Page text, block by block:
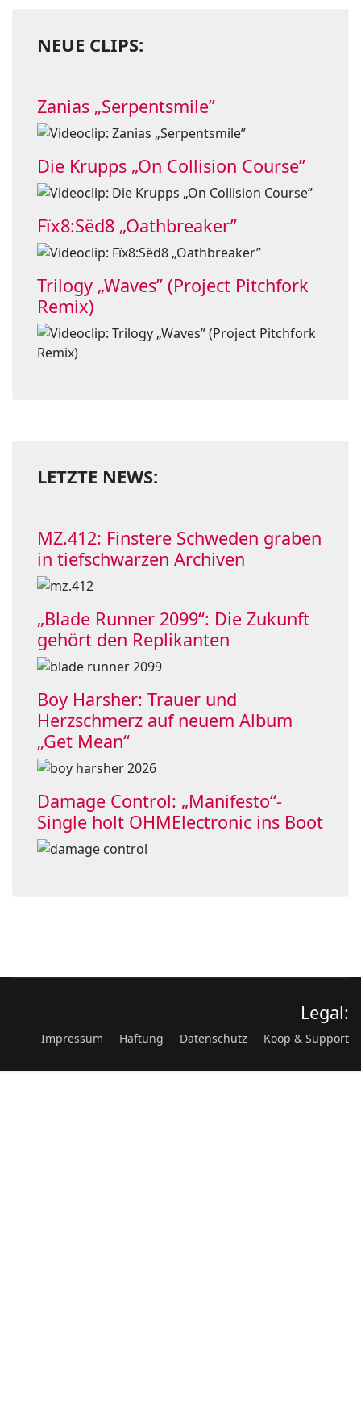
NEUE CLIPS:
Zanias „Serpentsmile”
Die Krupps „On Collision Course”
Fïx8:Sëd8 „Oathbreaker”
Trilogy „Waves” (Project Pitchfork
Remix)
LETZTE NEWS:
MZ.412: Finstere Schweden graben
in tiefschwarzen Archiven
„Blade Runner 2099“: Die Zukunft
gehört den Replikanten
Boy Harsher: Trauer und
Herzschmerz auf neuem Album
„Get Mean“
Damage Control: „Manifesto“-
Single holt OHMElectronic ins Boot
Legal:
Impressum Haftung Datenschutz Koop & Support